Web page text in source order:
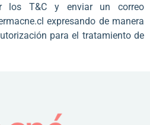
los T&C y enviar un correo
expresando de manera
para el tratamiento de